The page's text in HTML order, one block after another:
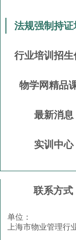
法规强制持证
行业培训招生
物学网精品
最新消息
实训中心
联系方式
单位：
上海市物业管理行